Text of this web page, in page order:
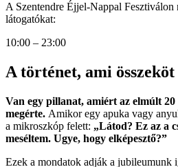
A Szentendre Éjjel-Nappal Fesztiválon
látogatókat:
10:00 – 23:00
A történet, ami
Van egy pillanat, amiért az elmúlt
megérte. Amikor egy apuka vagy
a mikroszkóp felett: „Látod? Ez az a
meséltem. Ugye, hogy elképesztő?”
Ezek a mondatok adják a jubileumunk